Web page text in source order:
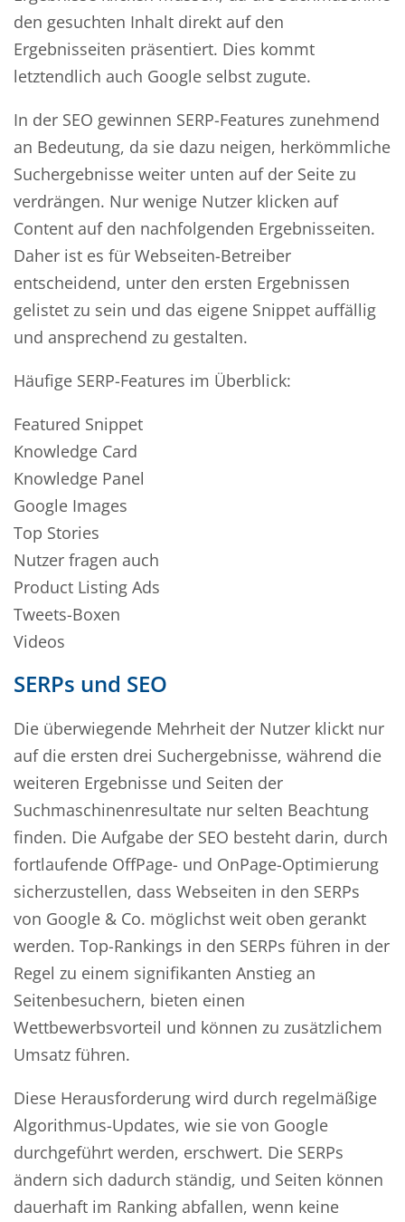
den gesuchten Inhalt direkt auf den
Ergebnisseiten präsentiert. Dies kommt
letztendlich auch Google selbst zugute.
In der SEO gewinnen SERP-Features zunehmend
an Bedeutung, da sie dazu neigen, herkömmliche
Suchergebnisse weiter unten auf der Seite zu
verdrängen. Nur wenige Nutzer klicken auf
Content auf den nachfolgenden Ergebnisseiten.
Daher ist es für Webseiten-Betreiber
entscheidend, unter den ersten Ergebnissen
gelistet zu sein und das eigene Snippet auffällig
und ansprechend zu gestalten.
Häufige SERP-Features im Überblick:
Featured Snippet
Knowledge Card
Knowledge Panel
Google Images
Top Stories
Nutzer fragen auch
Product Listing Ads
Tweets-Boxen
Videos
SERPs und SEO
Die überwiegende Mehrheit der Nutzer klickt nur
auf die ersten drei Suchergebnisse, während die
weiteren Ergebnisse und Seiten der
Suchmaschinenresultate nur selten Beachtung
finden. Die Aufgabe der SEO besteht darin, durch
fortlaufende OffPage- und OnPage-Optimierung
sicherzustellen, dass Webseiten in den SERPs
von Google & Co. möglichst weit oben gerankt
werden. Top-Rankings in den SERPs führen in der
Regel zu einem signifikanten Anstieg an
Seitenbesuchern, bieten einen
Wettbewerbsvorteil und können zu zusätzlichem
Umsatz führen.
Diese Herausforderung wird durch regelmäßige
Algorithmus-Updates, wie sie von Google
durchgeführt werden, erschwert. Die SERPs
ändern sich dadurch ständig, und Seiten können
dauerhaft im Ranking abfallen, wenn keine